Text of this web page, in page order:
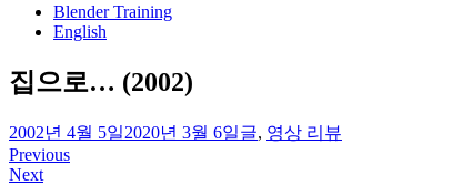
Blender Training
English
집으로… (2002)
irene
2002년 4월 5일2020년 3월 6일글, 영상 리뷰
글
Previous
Next